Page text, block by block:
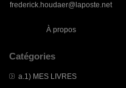
frederick.houdaer@laposte.net
À propos
Catégories
a.1) MES LIVRES